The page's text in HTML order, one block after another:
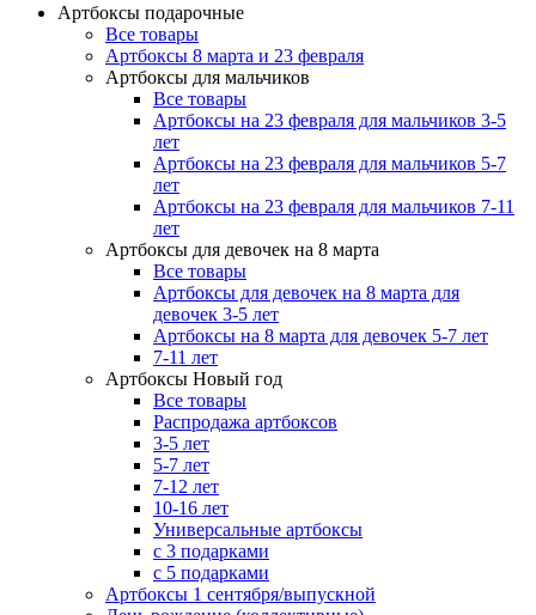
Артбоксы подарочные
Все товары
Артбоксы 8 марта и 23 февраля
Артбоксы для мальчиков
Все товары
Артбоксы на 23 февраля для мальчиков 3-5
лет
Артбоксы на 23 февраля для мальчиков 5-7
лет
Артбоксы на 23 февраля для мальчиков 7-11
лет
Артбоксы для девочек на 8 марта
Все товары
Артбоксы для девочек на 8 марта для
девочек 3-5 лет
Артбоксы на 8 марта для девочек 5-7 лет
7-11 лет
Артбоксы Новый год
Все товары
Распродажа артбоксов
3-5 лет
5-7 лет
7-12 лет
10-16 лет
Универсальные артбоксы
с 3 подарками
с 5 подарками
Артбоксы 1 сентября/выпускной